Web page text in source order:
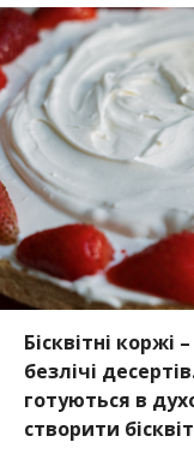
Бісквітні коржі
безлічі
готуються в
створити